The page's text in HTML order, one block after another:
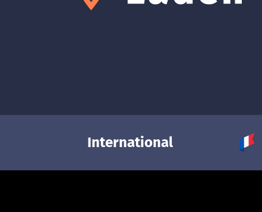
International